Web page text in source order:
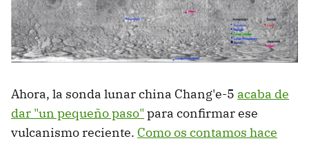
Ahora, la sonda lunar china Chang'e-5 acaba de
dar "un pequeño paso" para confirmar ese
vulcanismo reciente. Como os contamos hace